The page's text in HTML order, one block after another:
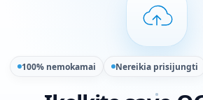
100% nemokamai Nereikia prisijungti